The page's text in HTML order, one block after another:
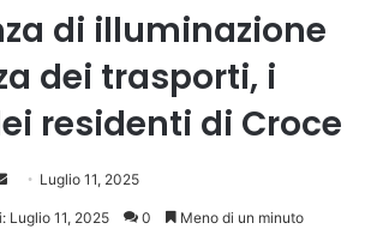
di illuminazione
dei trasporti, i
residenti di Croce
Invia Luglio 11, 2025
Luglio 11, 2025 0 Meno di un minuto